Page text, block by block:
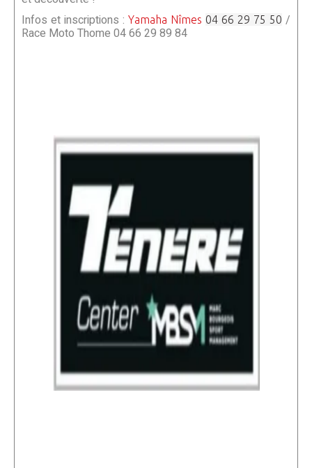
Infos et inscriptions : Yamaha Nîmes 04 66 29 75 50 /
Race Moto Thome 04 66 29 89 84